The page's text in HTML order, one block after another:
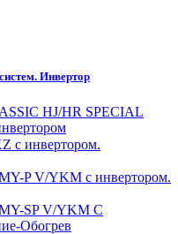
Инвертор
HJ/HR SPECIAL
с инвертором.
P V/YKM с инвертором.
SP V/YKM С
Обогрев